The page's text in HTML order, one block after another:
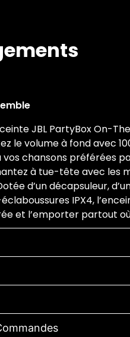
JBL PartyBox On-
le volume à fond avec
chansons préférées
à tue-tête avec les
d’un décapsuleur,
IPX4,
et l’emporter partout